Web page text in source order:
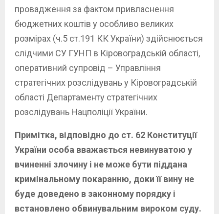
провадження за фактом привласнення
бюджетних коштів у особливо великих
розмірах (ч.5 ст.191 КК України) здійснюється
слідчими СУ ГУНП в Кіровоградській області,
оперативний супровід – Управління
стратегічних розслідувань у Кіровоградській
області Департаменту стратегічних
розслідувань Нацполіції України.
Примітка, відповідно до ст. 62 Конституції
України особа вважається невинуватою у
вчиненні злочину і не може бути піддана
кримінальному покаранню, доки її вину не
буде доведено в законному порядку і
встановлено обвинувальним вироком суду.